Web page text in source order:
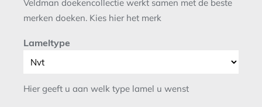
Veldman doekencollectie werkt samen met de beste
merken doeken. Kies hier het merk
Lameltype
Hier geeft u aan welk type lamel u wenst